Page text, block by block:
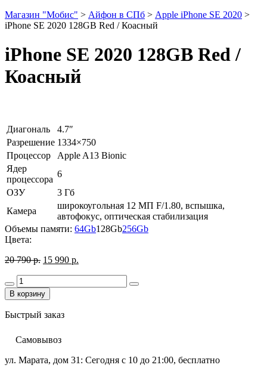
Магазин "Мобис" > Айфон в СПб > Apple iPhone SE 2020 >
iPhone SE 2020 128GB Red / Коасный
iPhone SE 2020 128GB Red /
Коасный
Диагональ
4.7″
Разрешение 1334×750
Процессор
Apple A13 Bionic
Ядер
процессора
6
ОЗУ
3 Гб
Камера
широкоугольная 12 МП F/1.80, вспышка,
автофокус, оптическая стабилизация
Объемы памяти: 64Gb128Gb256Gb
Цвета:
20 790р. Первоначальная
20
790 р..
15 990 р.
Decrease
quantity
Количество
товара
iPhone
SE
2020
Red
Коасный
Increase
В корзину
Быстрый заказ
Самовывоз
ул. Марата, дом 31: Сегодня с 10 до 21:00, бесплатно